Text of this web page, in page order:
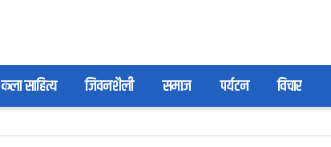
कला साहित्य जिवनशैली समाज पर्यटन विचार